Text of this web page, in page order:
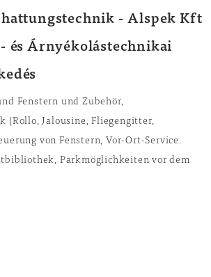
- Alspek Kft
és Árnyékolástechnikai
Fenstern und Zubehör,
(Rollo, Jalousine, Fliegengitter,
von Fenstern, Vor-Ort-Service.
Parkmöglichkeiten vor dem